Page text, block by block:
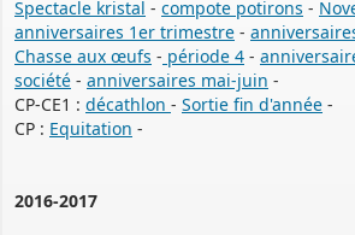
Spectacle kristal - compote potirons -
anniversaires 1er trimestre -
Chasse aux œufs - période 4 -
société - anniversaires mai-juin -
CP-CE1 : décathlon - Sortie fin d'année -
CP : Equitation -
2016-2017